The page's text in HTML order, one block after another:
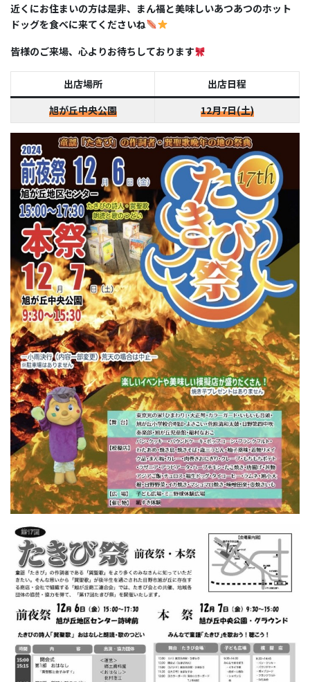
近くにお住まいの方は是非、まん福と美味しいあつあつのホット
ドッグを食べに来てくださいね
皆様のご来場、心よりお待ちしております
出店場所
出店日程
旭が丘中央公園
12月7日(土)